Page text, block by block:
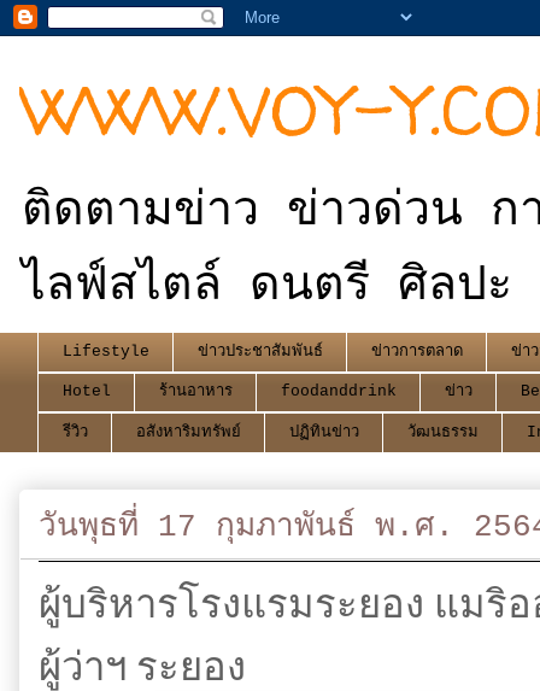
WWW.VOY-
ติดตามข่าว ข่าวด่วน ก
ไลฟ์สไตล์ ดนตรี ศิลปะ
Lifestyle ข่าวประชาสัมพันธ์ ข่าวการตลาด ข่า
Hotel ร้านอาหาร foodanddrink ข่าว
รีวิว อสังหาริมทรัพย์ ปฏิทินข่าว วัฒนธรรม
วันพุธที่ 17 กุมภาพันธ์ พ.ศ.
ผู้บริหารโรงแรมระยอง แมริ
ผู้ว่าฯ ระยอง